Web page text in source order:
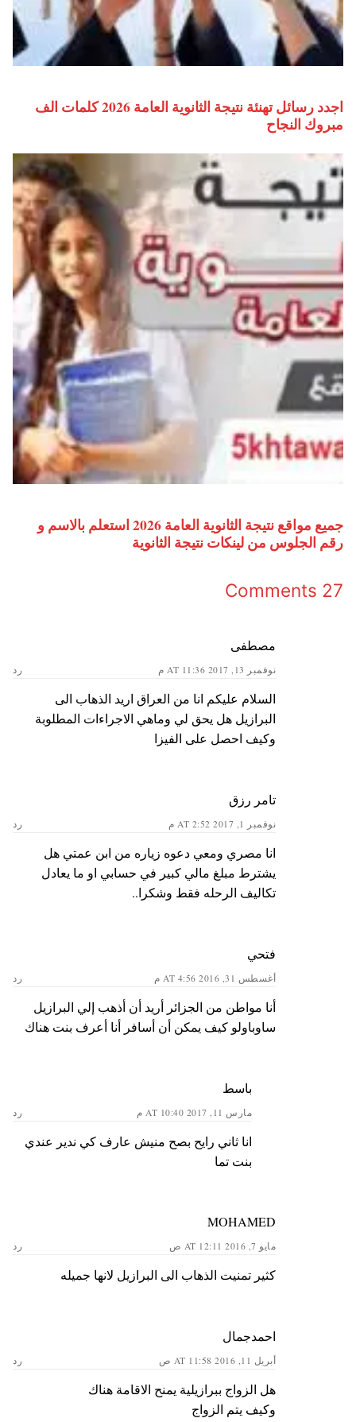
اجدد رسائل تهنئة نتيجة الثانوية العامة 2026 كلمات الف
مبروك النجاح
جميع مواقع نتيجة الثانوية العامة 2026 استعلم بالاسم و
رقم الجلوس من لينكات نتيجة الثانوية
27 Comments
مصطفى
نوفمبر 13, 2017 AT 11:36 م رد
السلام عليكم انا من العراق اريد الذهاب الى
البرازيل هل يحق لي وماهي الاجراءات المطلوبة
وكيف احصل على الفيزا
تامر رزق
نوفمبر 1, 2017 AT 2:52 م رد
انا مصري ومعي دعوه زياره من ابن عمتي هل
يشترط مبلغ مالي كبير في حسابي او ما يعادل
تكاليف الرحله فقط وشكرا..
فتحي
أغسطس 31, 2016 AT 4:56 م رد
أنا مواطن من الجزائر أريد أن أذهب إلي البرازيل
ساوباولو كيف يمكن أن أسافر أنا أعرف بنت هناك
باسط
مارس 11, 2017 AT 10:40 م رد
انا ثاني رايح بصح منيش عارف كي ندير عندي
بنت تما
MOHAMED
مايو 7, 2016 AT 12:11 ص رد
كثير تمنيت الذهاب الى البرازيل لانها جميله
احمدجمال
أبريل 11, 2016 AT 11:58 ص رد
هل الزواج ببرازيلية يمنح الاقامة هناك
وكيف يتم الزواج